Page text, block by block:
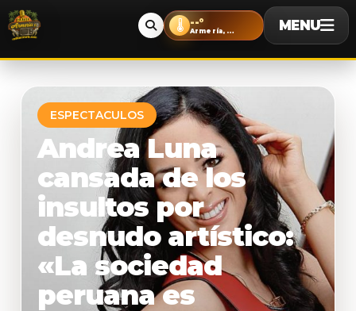
🌡️ --°
Armería, Colima MENU
ESPECTACULOS
Andrea Luna
cansada de los
insultos por
desnudo artístico:
«La sociedad
peruana es